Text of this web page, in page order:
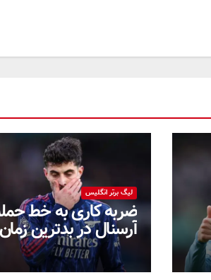
لیگ برتر انگلیس
ضربه کاری به خط
آرسنال در بدترین
ممکن!